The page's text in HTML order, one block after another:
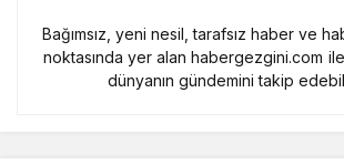
Bağımsız, yeni nesil, tarafsız haber ve
noktasında yer alan habergezgini.com
dünyanın gündemini takip